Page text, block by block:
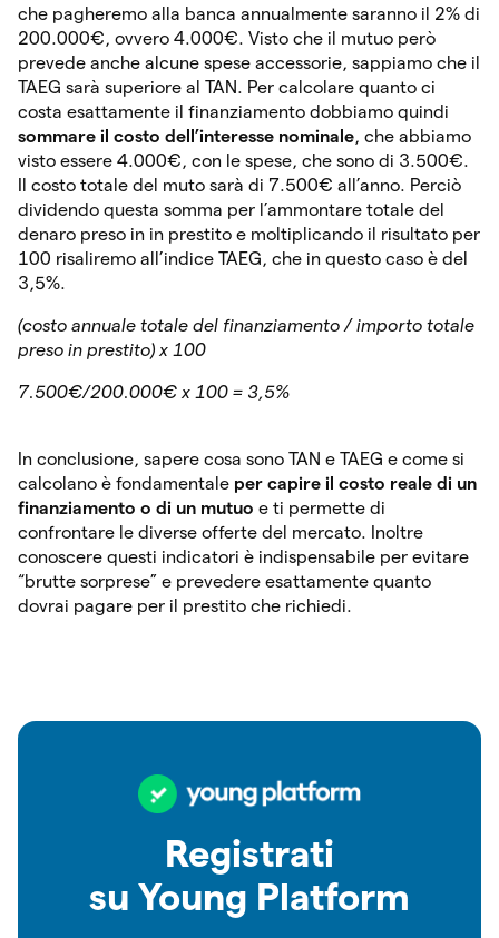
che pagheremo alla banca annualmente saranno il 2% di
200.000€, ovvero 4.000€. Visto che il mutuo però
prevede anche alcune spese accessorie, sappiamo che il
TAEG sarà superiore al TAN. Per calcolare quanto ci
costa esattamente il finanziamento dobbiamo quindi
sommare il costo dell’interesse nominale, che abbiamo
visto essere 4.000€, con le spese, che sono di 3.500€.
Il costo totale del muto sarà di 7.500€ all’anno. Perciò
dividendo questa somma per l’ammontare totale del
denaro preso in in prestito e moltiplicando il risultato per
100 risaliremo all’indice TAEG, che in questo caso è del
3,5%.
(costo annuale totale del finanziamento / importo totale
preso in prestito) x 100
7.500€/200.000€ x 100 = 3,5%
In conclusione, sapere cosa sono TAN e TAEG e come si
calcolano è fondamentale per capire il costo reale di un
finanziamento o di un mutuo e ti permette di
confrontare le diverse offerte del mercato. Inoltre
conoscere questi indicatori è indispensabile per evitare
“brutte sorprese” e prevedere esattamente quanto
dovrai pagare per il prestito che richiedi.
Registrati
su Young Platform